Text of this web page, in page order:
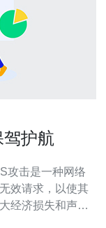
护航
效请求，以使其
经济损失和声誉